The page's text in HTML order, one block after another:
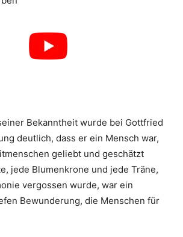
Bekanntheit wurde bei Gottfried
deutlich, dass er ein Mensch war,
geliebt und geschätzt
jede Blumenkrone und jede Träne,
vergossen wurde, war ein
Bewunderung, die Menschen für